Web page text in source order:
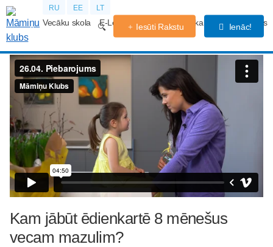
RU EE LT
Vecāku skola E-Lekcijas Grūtniecības kalendārs Forums
Iesūti Rakstu Ienāc!
Kam jābūt ēdienkartē 8 mēnešus
vecam mazulim?